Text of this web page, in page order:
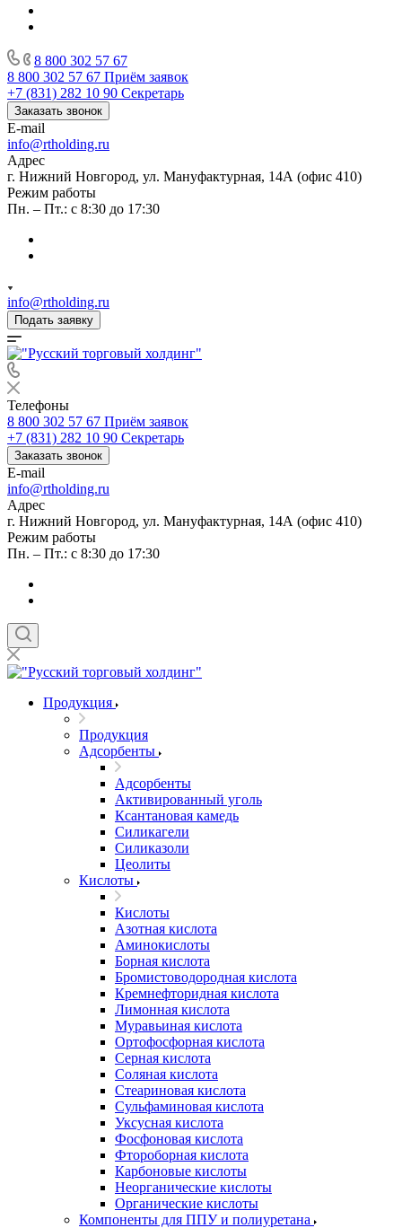
8 800 302 57 67
8 800 302 57 67 Приём заявок
+7 (831) 282 10 90 Секретарь
Заказать звонок
E-mail
info@rtholding.ru
Адрес
г. Нижний Новгород, ул. Мануфактурная, 14А (офис 410)
Режим работы
Пн. – Пт.: с 8:30 до 17:30
info@rtholding.ru
Подать заявку
Телефоны
8 800 302 57 67 Приём заявок
+7 (831) 282 10 90 Секретарь
Заказать звонок
E-mail
info@rtholding.ru
Адрес
г. Нижний Новгород, ул. Мануфактурная, 14А (офис 410)
Режим работы
Пн. – Пт.: с 8:30 до 17:30
Продукция
Продукция
Адсорбенты
Адсорбенты
Активированный уголь
Ксантановая камедь
Силикагели
Силиказоли
Цеолиты
Кислоты
Кислоты
Азотная кислота
Аминокислоты
Борная кислота
Бромистоводородная кислота
Кремнефторидная кислота
Лимонная кислота
Муравьиная кислота
Ортофосфорная кислота
Серная кислота
Соляная кислота
Стеариновая кислота
Сульфаминовая кислота
Уксусная кислота
Фосфоновая кислота
Фтороборная кислота
Карбоновые кислоты
Неорганические кислоты
Органические кислоты
Компоненты для ППУ и полиуретана